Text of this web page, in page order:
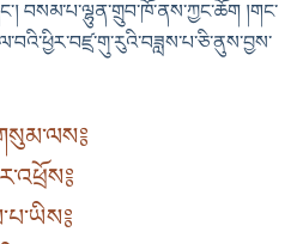
བསམ་པ་ལྷུན་གྲུབ་ཁོ་ནས་ཀྱང་ཆོག །གང་